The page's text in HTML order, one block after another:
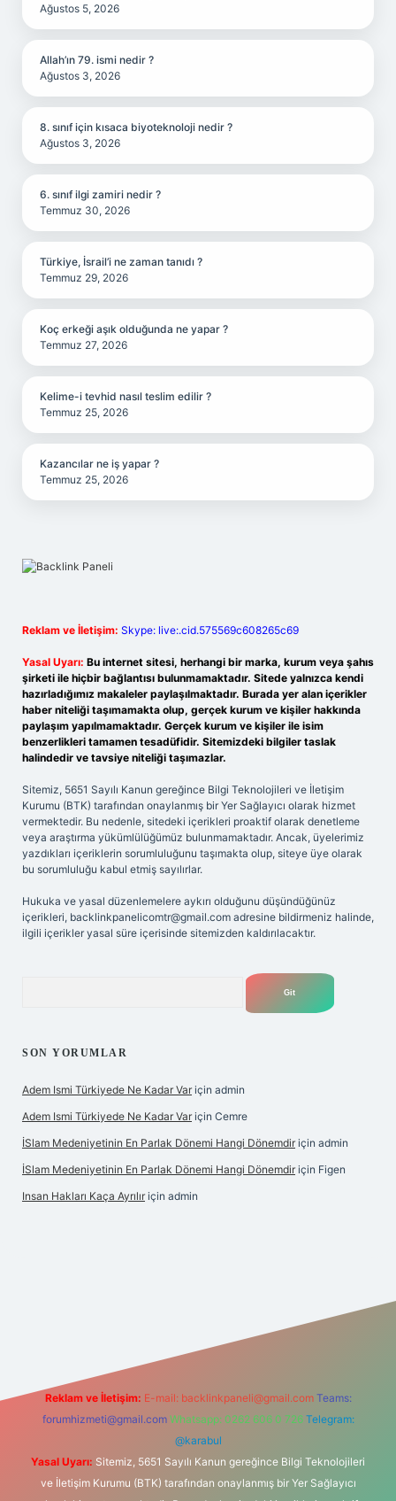
Ağustos 5, 2026
Allah’ın 79. ismi nedir ?
Ağustos 3, 2026
8. sınıf için kısaca biyoteknoloji nedir ?
Ağustos 3, 2026
6. sınıf ilgi zamiri nedir ?
Temmuz 30, 2026
Türkiye, İsrail’i ne zaman tanıdı ?
Temmuz 29, 2026
Koç erkeği aşık olduğunda ne yapar ?
Temmuz 27, 2026
Kelime-i tevhid nasıl teslim edilir ?
Temmuz 25, 2026
Kazancılar ne iş yapar ?
Temmuz 25, 2026
Reklam ve İletişim: Skype: live:.cid.575569c608265c69
Yasal Uyarı: Bu internet sitesi, herhangi bir marka, kurum veya şahıs
şirketi ile hiçbir bağlantısı bulunmamaktadır. Sitede yalnızca kendi
hazırladığımız makaleler paylaşılmaktadır. Burada yer alan içerikler
haber niteliği taşımamakta olup, gerçek kurum ve kişiler hakkında
paylaşım yapılmamaktadır. Gerçek kurum ve kişiler ile isim
benzerlikleri tamamen tesadüfidir. Sitemizdeki bilgiler taslak
halindedir ve tavsiye niteliği taşımazlar.
Sitemiz, 5651 Sayılı Kanun gereğince Bilgi Teknolojileri ve İletişim
Kurumu (BTK) tarafından onaylanmış bir Yer Sağlayıcı olarak hizmet
vermektedir. Bu nedenle, sitedeki içerikleri proaktif olarak denetleme
veya araştırma yükümlülüğümüz bulunmamaktadır. Ancak, üyelerimiz
yazdıkları içeriklerin sorumluluğunu taşımakta olup, siteye üye olarak
bu sorumluluğu kabul etmiş sayılırlar.
Hukuka ve yasal düzenlemelere aykırı olduğunu düşündüğünüz
içerikleri, backlinkpanelicomtr@gmail.com adresine bildirmeniz halinde,
ilgili içerikler yasal süre içerisinde sitemizden kaldırılacaktır.
SON YORUMLAR
Adem Ismi Türkiyede Ne Kadar Var için admin
Adem Ismi Türkiyede Ne Kadar Var için Cemre
İSlam Medeniyetinin En Parlak Dönemi Hangi Dönemdir için admin
İSlam Medeniyetinin En Parlak Dönemi Hangi Dönemdir için Figen
Insan Hakları Kaça Ayrılır için admin
Reklam ve İletişim: E-mail: backlinkpaneli@gmail.com Teams:
forumhizmeti@gmail.com Whatsapp: 0262 606 0 726 Telegram:
@karabul
Yasal Uyarı: Sitemiz, 5651 Sayılı Kanun gereğince Bilgi Teknolojileri
ve İletişim Kurumu (BTK) tarafından onaylanmış bir Yer Sağlayıcı